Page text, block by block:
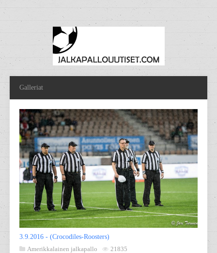
Galleriat
3.9.2016 - (Crocodiles-Roosters)
Amerikkalainen jalkapallo
21835